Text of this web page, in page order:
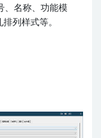
、名称、功能模
列样式等。